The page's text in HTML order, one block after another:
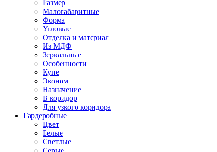
Размер
Малогабаритные
Форма
Угловые
Отделка и материал
Из МДФ
Зеркальные
Особенности
Купе
Эконом
Назначение
В коридор
Для узкого коридора
Гардеробные
Цвет
Белые
Светлые
Серые